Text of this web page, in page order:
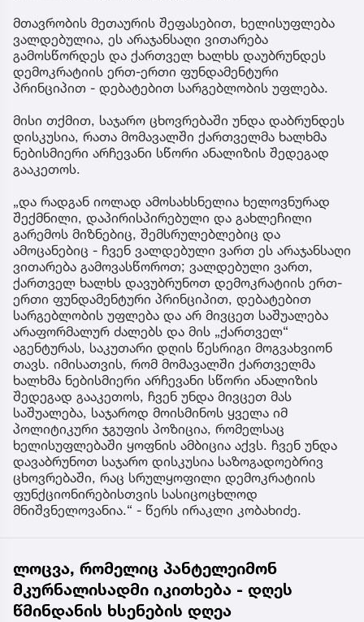
მთავრობის მეთაურის შეფასებით, ხელისუფლება
ვალდებულია, ეს არაჯანსაღი ვითარება
გამოსწორდეს და ქართველ ხალხს დაუბრუნდეს
დემოკრატიის ერთ-ერთი ფუნდამენტური
პრინციპით - დებატებით სარგებლობის უფლება.
მისი თქმით, საჯარო ცხოვრებაში უნდა დაბრუნდეს
დისკუსია, რათა მომავალში ქართველმა ხალხმა
ნებისმიერი არჩევანი სწორი ანალიზის შედეგად
გააკეთოს.
„და რადგან იოლად ამოსახსნელია ხელოვნურად
შექმნილი, დაპირისპირებული და გახლეჩილი
გარემოს მიზნებიც, შემსრულებლებიც და
ამოცანებიც - ჩვენ ვალდებული ვართ ეს არაჯანსაღი
ვითარება გამოვასწოროთ; ვალდებული ვართ,
ქართველ ხალხს დავუბრუნოთ დემოკრატიის ერთ-
ერთი ფუნდამენტური პრინციპით, დებატებით
სარგებლობის უფლება და არ მივცეთ საშუალება
არაფორმალურ ძალებს და მის „ქართველ“
აგენტურას, საკუთარი დღის წესრიგი მოგვახვიონ
თავს. იმისათვის, რომ მომავალში ქართველმა
ხალხმა ნებისმიერი არჩევანი სწორი ანალიზის
შედეგად გააკეთოს, ჩვენ უნდა მივცეთ მას
საშუალება, საჯაროდ მოისმინოს ყველა იმ
პოლიტიკური ჯგუფის პოზიცია, რომელსაც
ხელისუფლებაში ყოფნის ამბიცია აქვს. ჩვენ უნდა
დავაბრუნოთ საჯარო დისკუსია საზოგადოებრივ
ცხოვრებაში, რაც სრულყოფილი დემოკრატიის
ფუნქციონირებისთვის სასიცოცხლოდ
მნიშვნელოვანია.“ - წერს ირაკლი კობახიძე.
ლოცვა, რომელიც პანტელეიმონ
მკურნალისადმი იკითხება - დღეს
წმინდანის ხსენების დღეა